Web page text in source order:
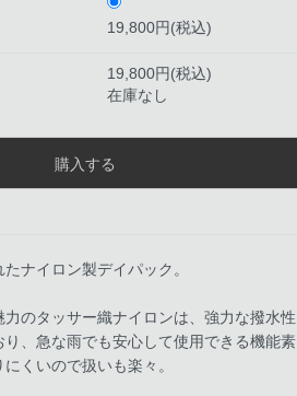
19,800円(税込)
19,800円(税込)
在庫なし
ナイロン製デイパック。
力のタッサー織ナイロンは、強力な撥水性
、急な雨でも安心して使用できる機能素
くいので扱いも楽々。